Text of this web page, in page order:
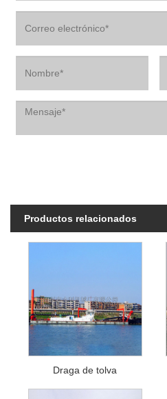
Productos relacionados
Draga de tolva